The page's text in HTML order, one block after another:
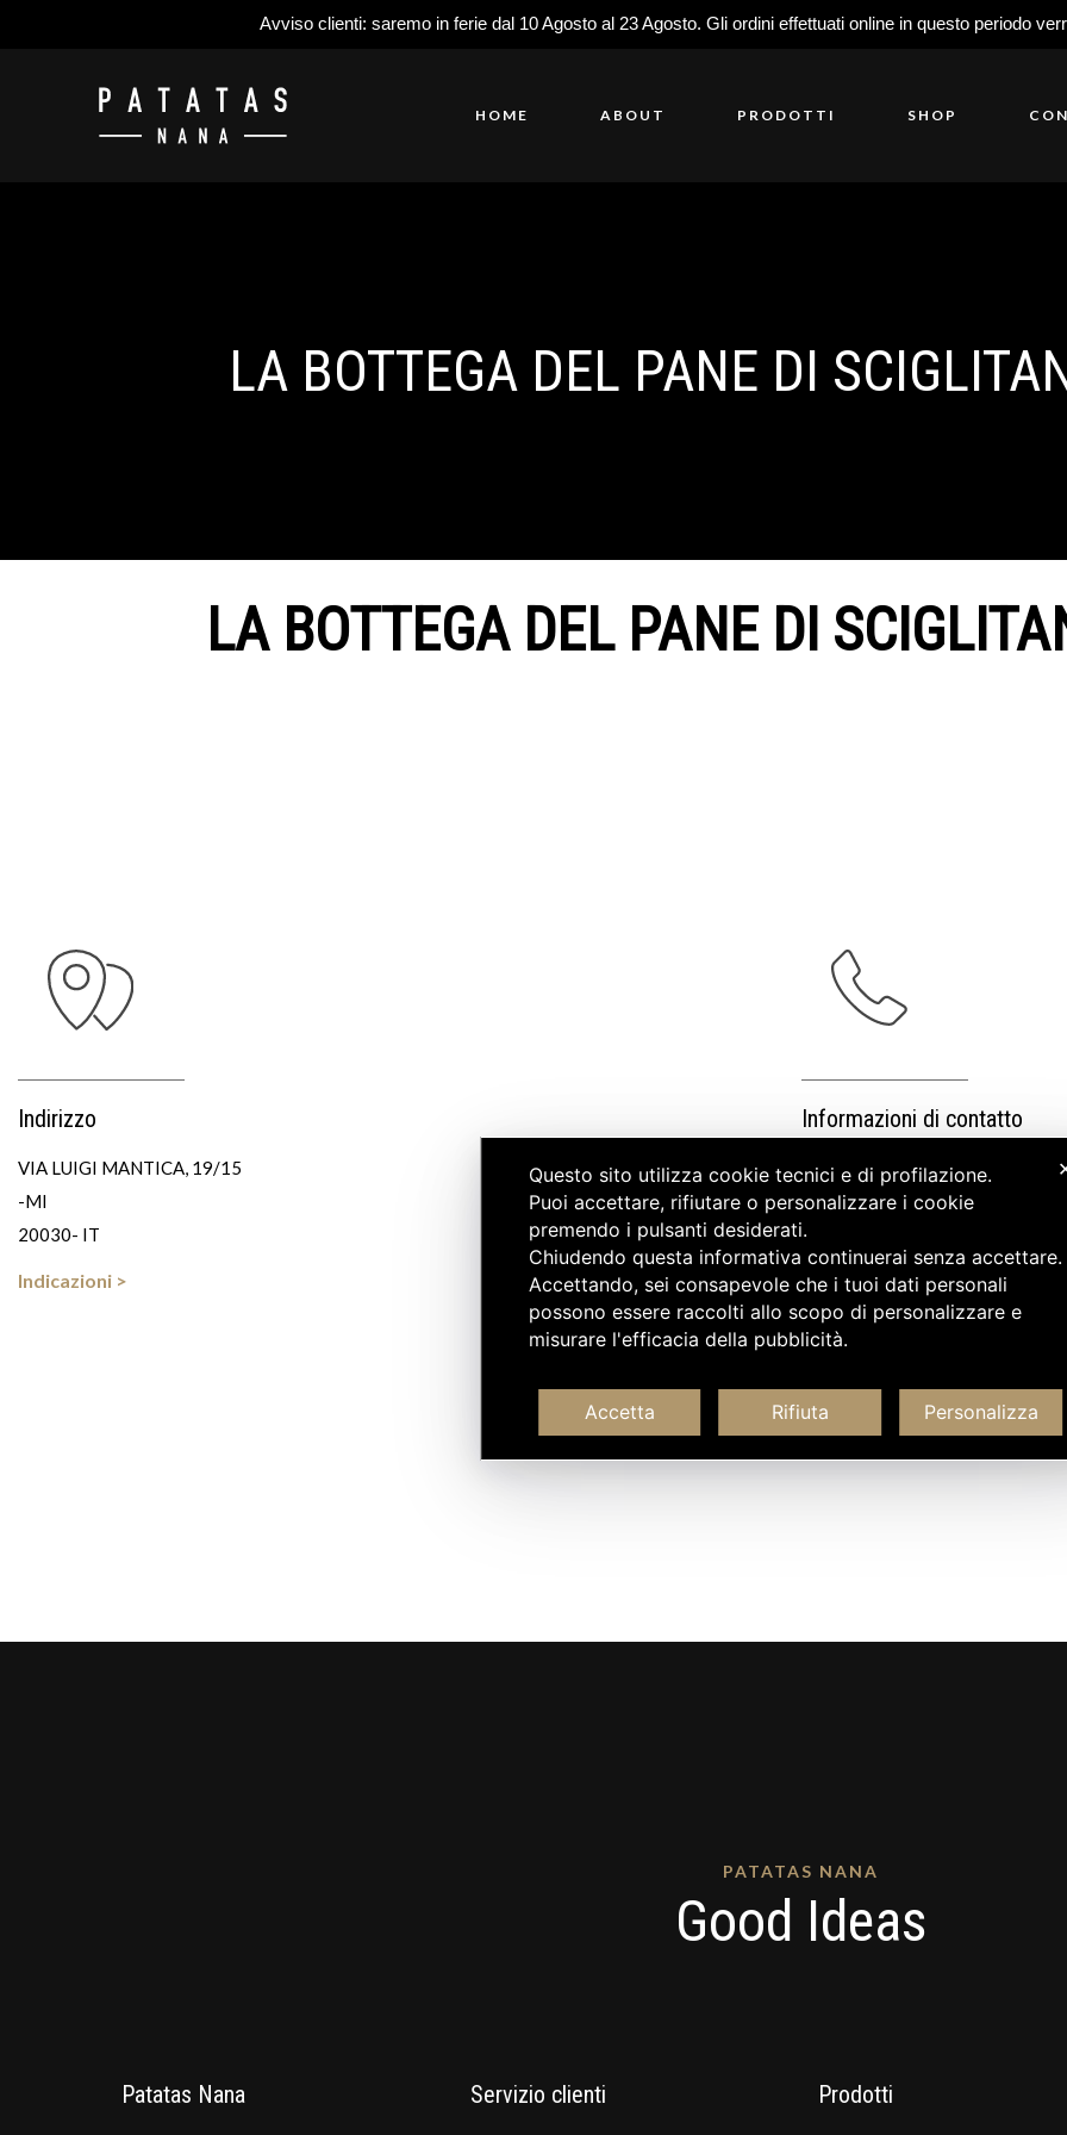
Avviso clienti: saremo in ferie dal 10 Agosto al 23 Agosto. Gli ordini effettuati online in questo periodo
HOME ABOUT PRODOTTI SHOP
LA BOTTEGA DEL PANE DI
LA BOTTEGA DEL PANE DI
Indirizzo
VIA LUIGI MANTICA, 19/15
-MI
20030- IT
Indicazioni >
Informazioni di contatto
Questo sito utilizza cookie tecnici e di profilazione.
Puoi accettare, rifiutare o personalizzare i cookie
premendo i pulsanti desiderati.
Chiudendo questa informativa continuerai senza
Accettando, sei consapevole che i tuoi dati personali
possono essere raccolti allo scopo di personalizzare e
misurare l'efficacia della pubblicità.
Accetta Rifiuta Personalizza
PATATAS NANA
Good Ideas
Patatas Nana Servizio clienti Prodotti